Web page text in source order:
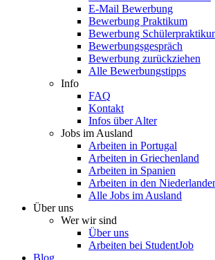
E-Mail Bewerbung
Bewerbung Praktikum
Bewerbung
Bewerbungsgespräch
Bewerbung zurückziehen
Alle Bewerbungstipps
Info
FAQ
Kontakt
Infos über Alter
Jobs im Ausland
Arbeiten in Portugal
Arbeiten in Griechenland
Arbeiten in Spanien
Arbeiten in den
Alle Jobs im Ausland
Über uns
Wer wir sind
Über uns
Arbeiten bei StudentJob
Blog